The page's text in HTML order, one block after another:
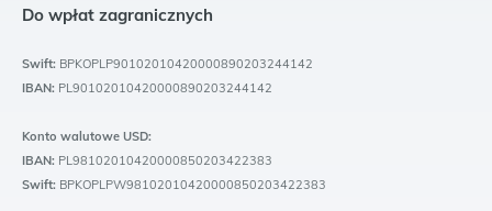
Do wpłat zagranicznych
Swift: BPKOPLP90102010420000890203244142
IBAN: PL90102010420000890203244142
Konto walutowe USD:
IBAN: PL98102010420000850203422383
Swift: BPKOPLPW98102010420000850203422383